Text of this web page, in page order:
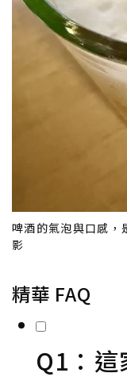
啤酒的氣泡與口感，
影
精華 FAQ
Q1：